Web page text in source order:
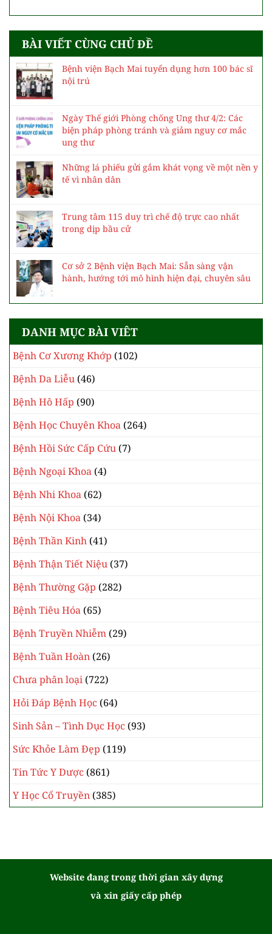
BÀI VIẾT CÙNG CHỦ ĐỀ
Bệnh viện Bạch Mai tuyển dụng hơn 100 bác sĩ
nội trú
Ngày Thế giới Phòng chống Ung thư 4/2: Các
biện pháp phòng tránh và giảm nguy cơ mắc
ung thư
Những lá phiếu gửi gắm khát vọng về một nền y
tế vì nhân dân
Trung tâm 115 duy trì chế độ trực cao nhất
trong dịp bầu cử
Cơ sở 2 Bệnh viện Bạch Mai: Sẵn sàng vận
hành, hướng tới mô hình hiện đại, chuyên sâu
DANH MỤC BÀI VIÊT
Bệnh Cơ Xương Khớp (102)
Bệnh Da Liễu (46)
Bệnh Hô Hấp (90)
Bệnh Học Chuyên Khoa (264)
Bệnh Hồi Sức Cấp Cứu (7)
Bệnh Ngoại Khoa (4)
Bệnh Nhi Khoa (62)
Bệnh Nội Khoa (34)
Bệnh Thần Kinh (41)
Bệnh Thận Tiết Niệu (37)
Bệnh Thường Gặp (282)
Bệnh Tiêu Hóa (65)
Bệnh Truyền Nhiễm (29)
Bệnh Tuần Hoàn (26)
Chưa phân loại (722)
Hỏi Đáp Bệnh Học (64)
Sinh Sản – Tình Dục Học (93)
Sức Khỏe Làm Đẹp (119)
Tin Tức Y Dược (861)
Y Học Cổ Truyền (385)
Website đang trong thời gian xây dựng
và xin giấy cấp phép